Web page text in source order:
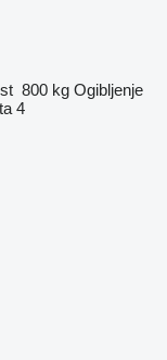
800 kg Ogibljenje
4